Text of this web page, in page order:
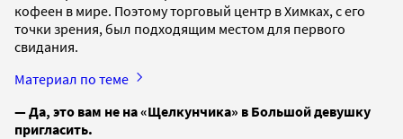
кофеен в мире. Поэтому торговый центр в Химках, с его
точки зрения, был подходящим местом для первого
свидания.
Материал по теме
— Да, это вам не на «Щелкунчика» в Большой девушку
пригласить.